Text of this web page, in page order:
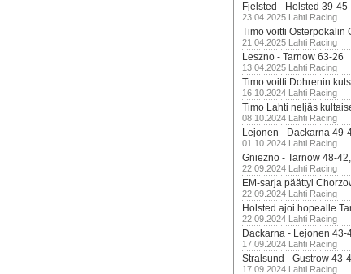
Fjelsted - Holsted 39-45
23.04.2025 Lahti Racing
Timo voitti Osterpokalin
21.04.2025 Lahti Racing
Leszno - Tarnow 63-26
13.04.2025 Lahti Racing
Timo voitti Dohrenin
16.10.2024 Lahti Racing
Timo Lahti neljäs
08.10.2024 Lahti Racing
Lejonen - Dackarna
01.10.2024 Lahti Racing
Gniezno - Tarnow 48-
22.09.2024 Lahti Racing
EM-sarja päättyi
22.09.2024 Lahti Racing
Holsted ajoi hopealle
22.09.2024 Lahti Racing
Dackarna - Lejonen 43-
17.09.2024 Lahti Racing
Stralsund - Gustrow 43-
17.09.2024 Lahti Racing